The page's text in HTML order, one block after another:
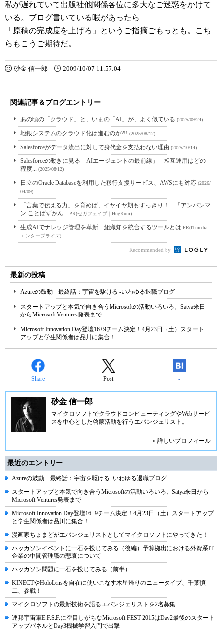
私が遅れていて出版社他関係各位に多大なご迷惑をかけて
いる。ブログ書いている暇があったら
「原稿の完成度を上げろ」というご指摘ごもっとも。こち
らもこうご期待だ。
砂金 信一郎 2009/10/07 11:57:04
関連記事＆ブログエントリー
あの頃の「クラウド」と、いまの「AI」が、よく似ている (2025/09/24)
地銀システムのクラウド化は進むのか?!! (2025/08/12)
Salesforceがデータ流出に対して身代金を支払わない理由 (2025/10/14)
Salesforceの動きに見る「AIエージェントの最前線」 相互運用はどの
程度... (2025/08/12)
日立のOracle Databaseを利用した移行支援サービス、AWSにも対応 (2026/
04/09)
「言葉で伝える力」を育めば、イヤイヤ期もすっきり！ 「アンパンマ
ン ことばずかん... PR(セガフェイブ｜HugKum)
生成AIでナレッジ管理を革新 組織知を統合するツールとは PR(ITmedia
エンタープライズ)
Recommended by
最新の投稿
Azureの鼓動 最終話：宇宙を駆ける -いわゆる退職ブログ
スタートアップと本気で向き合うMicrosoftの活動いろいろ。Satya来日
からMicrosoft Ventures発表まで
Microsoft Innovation Day登壇16+9チーム決定！4月23日（土）スタート
アップと学生関係者は品川に集合！
Share Post -
砂金 信一郎
マイクロソフトでクラウドコンピューティングやWebサービ
スを中心とした啓蒙活動を行うエバンジェリスト。
» 詳しいプロフィール
最近のエントリー
Azureの鼓動 最終話：宇宙を駆ける -いわゆる退職ブログ
スタートアップと本気で向き合うMicrosoftの活動いろいろ。Satya来日から
Microsoft Ventures発表まで
Microsoft Innovation Day登壇16+9チーム決定！4月23日（土）スタートアップ
と学生関係者は品川に集合！
漫画家ちょまどがエバンジェリストとしてマイクロソフトにやってきた！
ハッカソンイベントに一石を投じてみる（後編）予算拠出における外資系IT
企業の中間管理職の悲哀について
ハッカソン問題に一石を投じてみる（前半）
KINECTやHoloLensを自在に使いこなす木星帰りのニュータイプ、千葉慎
二、参戦！
マイクロソフトの最新技術を語るエバンジェリストを2名募集
連邦宇宙軍E.F.S.F.に空目しがちなMicrosoft FEST 2015はDay2最後のスタート
アップパネルとDay3機械学習入門で出撃